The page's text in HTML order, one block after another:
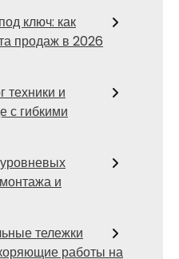
ключ: как
продаж в 2026
техники и
с гибкими
и
тележки
работы на